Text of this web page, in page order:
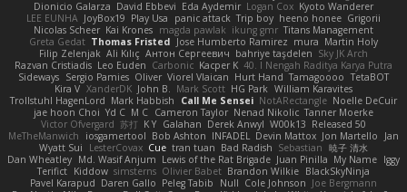
Dionicio Galarza David Ebbevi Eda Aydemir Logan Cox Kyoto Wanderer
LEE EUNHA JoyBox19 Play Usa panic attack Trip boy heeno honee Grigorii
Nicolas Scheer Kai Krones magda pawlak ikung gmr Titans Management
Greta Gedat Thomas Fristed Jose Humberto Ramirez mura Martin Holy
Filip Zelenjak Ali Kılıç Антон Сергеевич bahriye taşdelen Sky JK Arch
Razvan Cristiadis Leo Euden Carbonic Kacper K 40. I Nengah Raditya Karya Putra
Sideways Sergio Pamies Oliver Viorel Vlaican Hurt Hand Tamagoooo TetaBOT
Kira V XanderDK John B. Mark Scott HG Park William Karavites
Trollstuhl HagenLord Mark Habbish Call Me Sensei NotARectangle Noelle DeCuir
jae hoon Choi Yd C M C Cameron Taylor Nenad Nikolic Tanner Moerke
Victor Ofvergard 苏打 K Y Galahan Derek Anwyl W00k13 Released 50
MeTheManwich
iosgamertool Bob Ashton INFADEL Devin Mattox Jon Martello
Jan
Wyatt Sui
LesterCovax Cue tran tuan Bad Radish Sebastian 暁子 清水
Dan Wheatley Md. Wasif Anjum Lewis of the Rat Brigade Juan Pinilla My Name Iggy
Terifict Kiddow simsterns Olivier Babet Brandon Wilkie BlackSkyNinja
Pavel Karapud Daren Gallo Peleg Tabib Null Cole Johnson Joe Bergmann